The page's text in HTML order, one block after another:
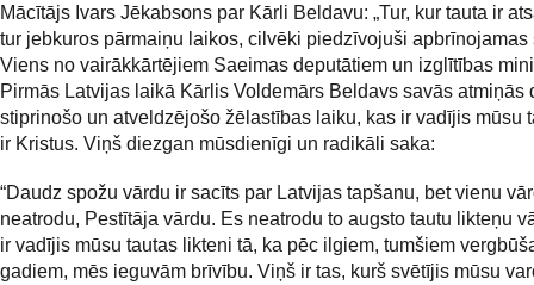
Mācītājs Ivars Jēkabsons par Kārli Beldavu: „Tur, kur tauta ir
tur jebkuros pārmaiņu laikos, cilvēki piedzīvojuši apbrīnojamas
Viens no vairākkārtējiem Saeimas deputātiem un izglītības
Pirmās Latvijas laikā Kārlis Voldemārs Beldavs savās atmiņās
stiprinošo un atveldzējošo žēlastības laiku, kas ir vadījis mūsu
ir Kristus. Viņš diezgan mūsdienīgi un radikāli saka:
“Daudz spožu vārdu ir sacīts par Latvijas tapšanu, bet vienu
neatrodu, Pestītāja vārdu. Es neatrodu to augsto tautu likteņu
ir vadījis mūsu tautas likteni tā, ka pēc ilgiem, tumšiem
gadiem, mēs ieguvām brīvību. Viņš ir tas, kurš svētījis mūsu